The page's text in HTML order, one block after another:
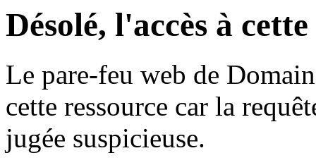
Désolé, l'accès à
Le pare-feu web de
cette ressource car la
jugée suspicieuse.